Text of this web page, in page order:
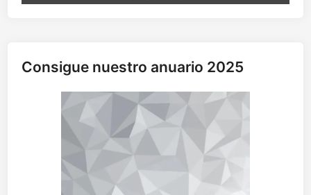
Consigue nuestro anuario 2025